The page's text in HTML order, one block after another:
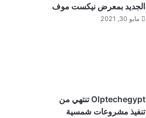
الجديد بمعرض نيكست موف
مايو 30, 2021
Olptechegypt تنتهي من
تنفيذ مشروعات شمسية